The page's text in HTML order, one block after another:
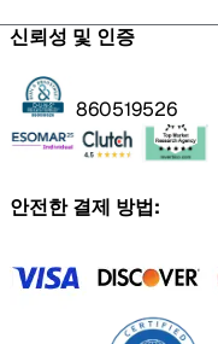
신뢰성 및 인증
860519526
안전한 결제 방법: